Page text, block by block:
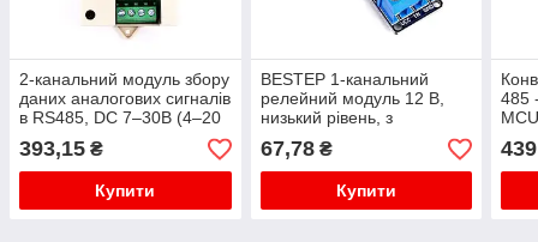
2-канальний модуль збору
даних аналогових сигналів
в RS485, DC 7–30В (4–20
мА (сумісний з 0-20 мA),
Modbus
393,15 ₴
Купити
BESTEP 1-канальний
релейний модуль 12 В,
низький рівень, з
оптронами та індикацією
67,78₴
Купити
485